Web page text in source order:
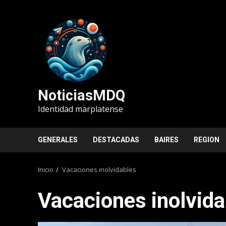
NoticiasMDQ
Identidad marplatense
GENERALES DESTACADAS BAIRES REGION
Inicio Vacaciones inolvidables
Vacaciones